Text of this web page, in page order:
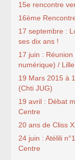
15e rencontre
16ème
17 septembre :
ses dix ans !
17 juin :
numérique) /
19 Mars 2015 à
(Chti JUG)
19 avril : Débat
Centre
20 ans de Cliss
24 juin : Atélili
Centre